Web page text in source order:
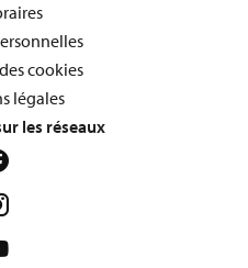
cookies
légales
les réseaux